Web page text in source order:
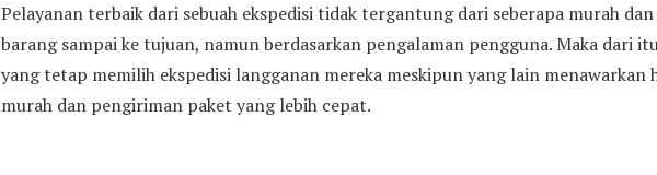
Pelayanan terbaik dari sebuah ekspedisi tidak tergantung dari seberapa murah
barang sampai ke tujuan, namun berdasarkan pengalaman pengguna. Maka dari
yang tetap memilih ekspedisi langganan mereka meskipun yang lain menawarkan
murah dan pengiriman paket yang lebih cepat.